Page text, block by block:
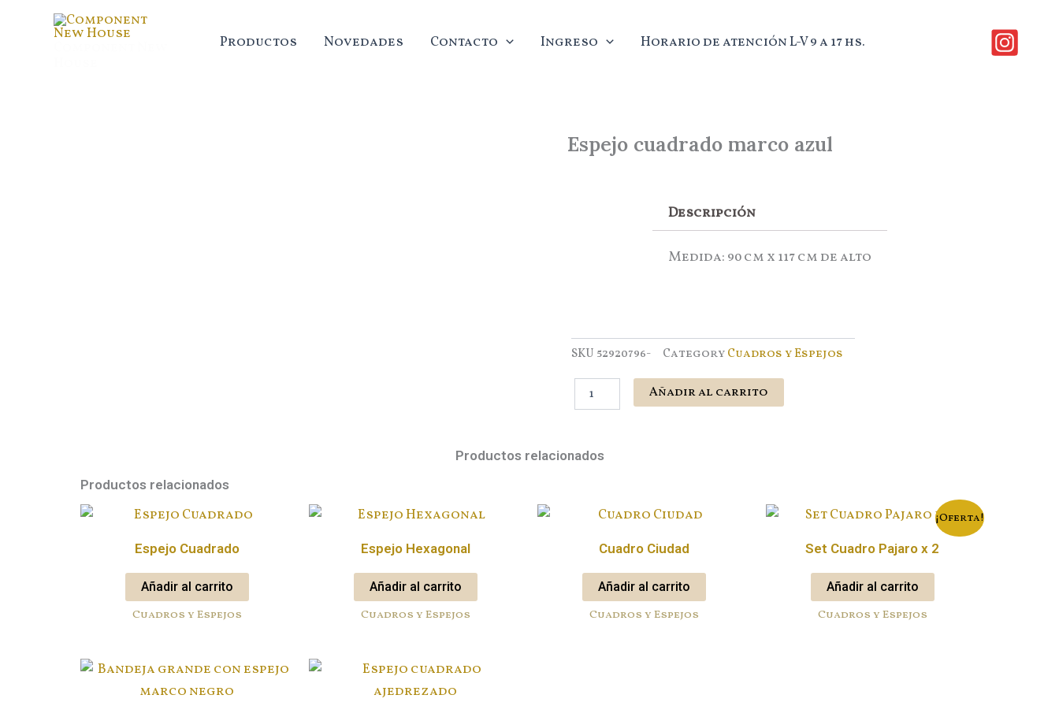
Productos Novedades Contacto Ingreso Horario de atención L-V 9 a 17 hs.
Espejo cuadrado marco azul
Descripción
Medida: 90 cm x 117 cm de alto
SKU 52920796- CategoryCuadros y Espejos
cuadrado
cantidad
Añadir al carrito
Productos relacionados
Productos relacionados
Espejo Cuadrado
Añadir al carrito
Cuadros y Espejos
Espejo Hexagonal
Añadir al carrito
Cuadros y Espejos
Cuadro Ciudad
Añadir al carrito
Cuadros y Espejos
¡Oferta!
Set Cuadro Pajaro x 2
Añadir al carrito
Cuadros y Espejos